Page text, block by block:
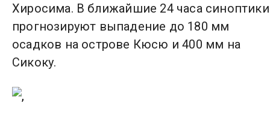
Хиросима. В ближайшие 24 часа синоптики
прогнозируют выпадение до 180 мм
осадков на острове Кюсю и 400 мм на
Сикоку.